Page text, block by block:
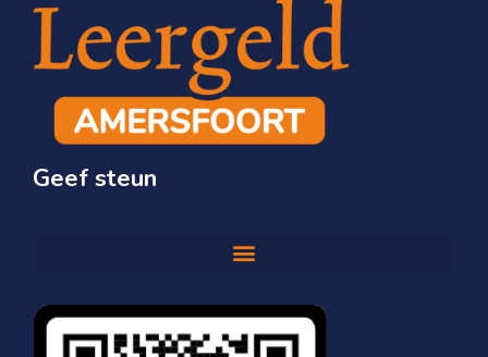
Geef steun